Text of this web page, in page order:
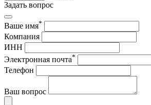
Задать вопрос
Ваше имя*
Компания
ИНН
Электронная почта*
Телефон
Ваш вопрос